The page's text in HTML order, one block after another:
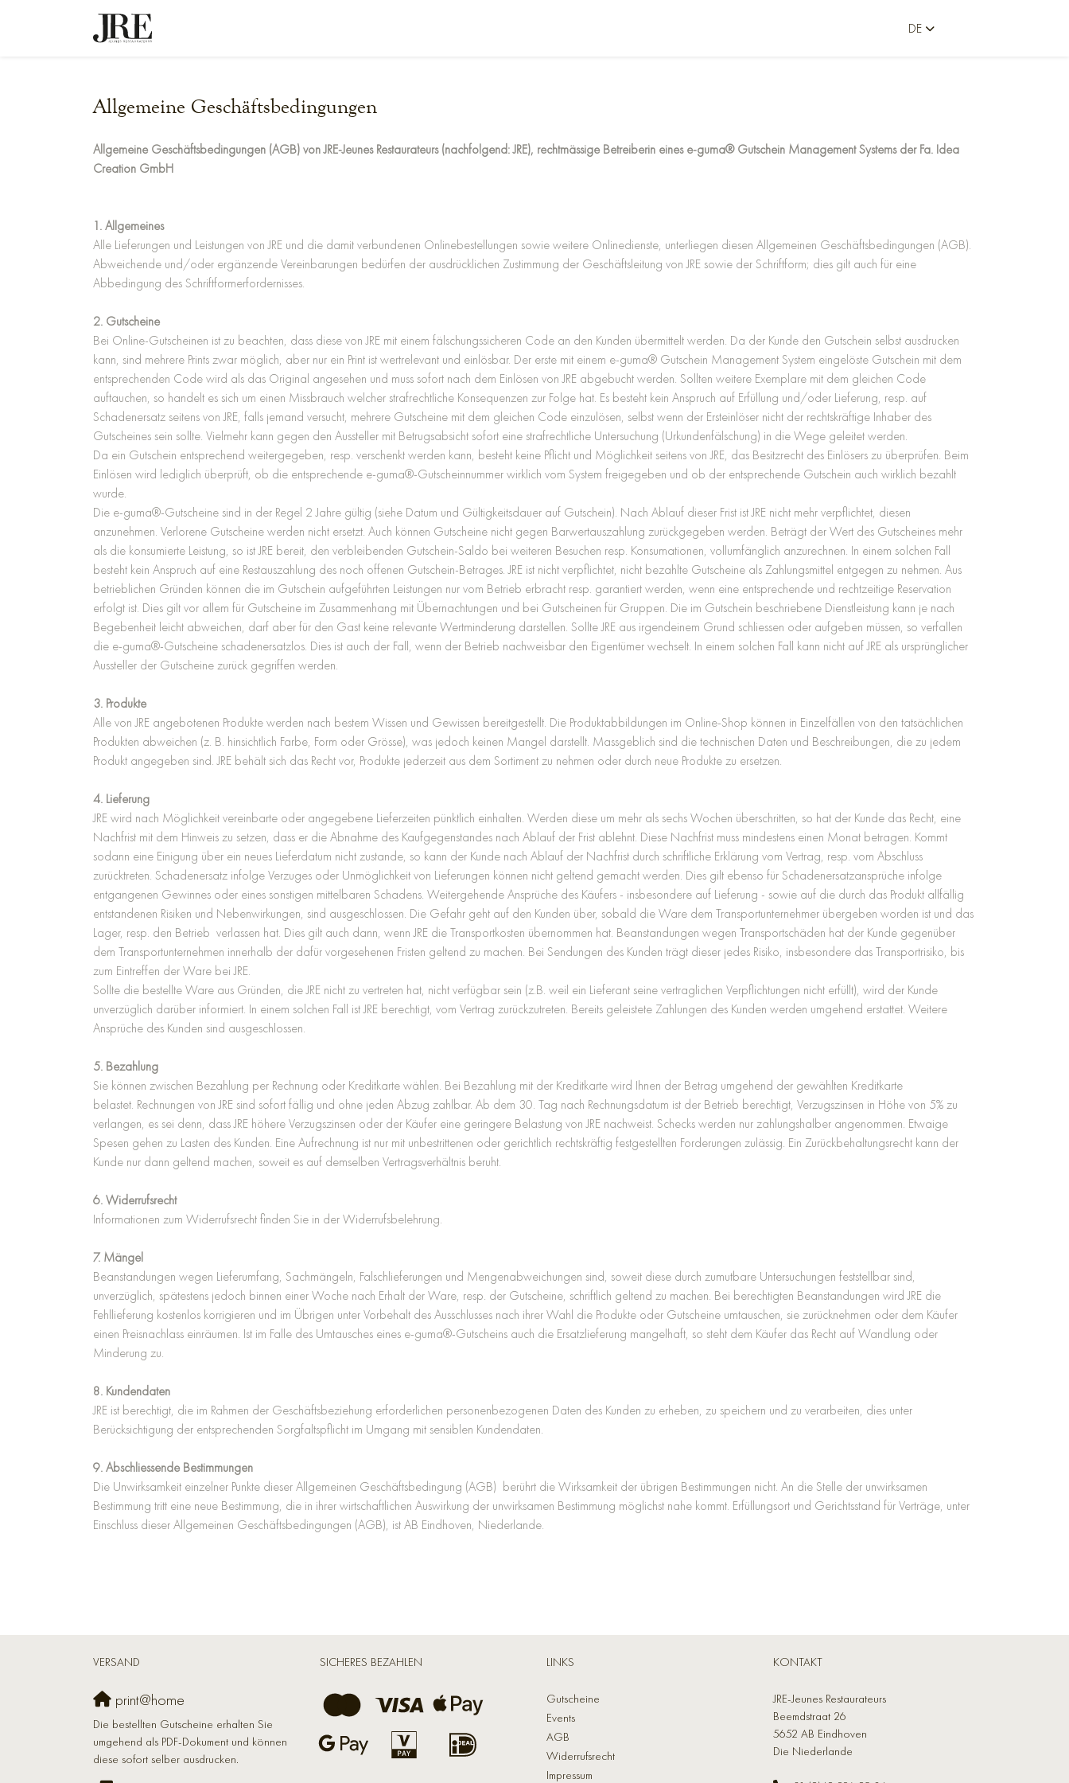
DE
Allgemeine Geschäftsbedingungen
Allgemeine Geschäftsbedingungen (AGB) von JRE-Jeunes Restaurateurs (nachfolgend: JRE), rechtmässige Betreiberin eines e-guma® Gutschein Management Systems der Fa. Idea
Creation GmbH
1. Allgemeines
Alle Lieferungen und Leistungen von JRE und die damit verbundenen Onlinebestellungen sowie weitere Onlinedienste, unterliegen diesen Allgemeinen Geschäftsbedingungen (AGB).
Abweichende und/oder ergänzende Vereinbarungen bedürfen der ausdrücklichen Zustimmung der Geschäftsleitung von JRE sowie der Schriftform; dies gilt auch für eine
Abbedingung des Schriftformerfordernisses.
2. Gutscheine
Bei Online-Gutscheinen ist zu beachten, dass diese von JRE mit einem fälschungssicheren Code an den Kunden übermittelt werden. Da der Kunde den Gutschein selbst ausdrucken
kann, sind mehrere Prints zwar möglich, aber nur ein Print ist wertrelevant und einlösbar. Der erste mit einem e-guma® Gutschein Management System eingelöste Gutschein mit dem
entsprechenden Code wird als das Original angesehen und muss sofort nach dem Einlösen von JRE abgebucht werden. Sollten weitere Exemplare mit dem gleichen Code
auftauchen, so handelt es sich um einen Missbrauch welcher strafrechtliche Konsequenzen zur Folge hat. Es besteht kein Anspruch auf Erfüllung und/oder Lieferung, resp. auf
Schadenersatz seitens von JRE, falls jemand versucht, mehrere Gutscheine mit dem gleichen Code einzulösen, selbst wenn der Ersteinlöser nicht der rechtskräftige Inhaber des
Gutscheines sein sollte. Vielmehr kann gegen den Aussteller mit Betrugsabsicht sofort eine strafrechtliche Untersuchung (Urkundenfälschung) in die Wege geleitet werden.
Da ein Gutschein entsprechend weitergegeben, resp. verschenkt werden kann, besteht keine Pflicht und Möglichkeit seitens von JRE, das Besitzrecht des Einlösers zu überprüfen. Beim
Einlösen wird lediglich überprüft, ob die entsprechende e-guma®-Gutscheinnummer wirklich vom System freigegeben und ob der entsprechende Gutschein auch wirklich bezahlt
wurde.
Die e-guma®-Gutscheine sind in der Regel 2 Jahre gültig (siehe Datum und Gültigkeitsdauer auf Gutschein). Nach Ablauf dieser Frist ist JRE nicht mehr verpflichtet, diesen
anzunehmen. Verlorene Gutscheine werden nicht ersetzt. Auch können Gutscheine nicht gegen Barwertauszahlung zurückgegeben werden. Beträgt der Wert des Gutscheines mehr
als die konsumierte Leistung, so ist JRE bereit, den verbleibenden Gutschein-Saldo bei weiteren Besuchen resp. Konsumationen, vollumfänglich anzurechnen. In einem solchen Fall
besteht kein Anspruch auf eine Restauszahlung des noch offenen Gutschein-Betrages. JRE ist nicht verpflichtet, nicht bezahlte Gutscheine als Zahlungsmittel entgegen zu nehmen. Aus
betrieblichen Gründen können die im Gutschein aufgeführten Leistungen nur vom Betrieb erbracht resp. garantiert werden, wenn eine entsprechende und rechtzeitige Reservation
erfolgt ist. Dies gilt vor allem für Gutscheine im Zusammenhang mit Übernachtungen und bei Gutscheinen für Gruppen. Die im Gutschein beschriebene Dienstleistung kann je nach
Begebenheit leicht abweichen, darf aber für den Gast keine relevante Wertminderung darstellen. Sollte JRE aus irgendeinem Grund schliessen oder aufgeben müssen, so verfallen
die e-guma®-Gutscheine schadenersatzlos. Dies ist auch der Fall, wenn der Betrieb nachweisbar den Eigentümer wechselt. In einem solchen Fall kann nicht auf JRE als ursprünglicher
Aussteller der Gutscheine zurück gegriffen werden.
3. Produkte
Alle von JRE angebotenen Produkte werden nach bestem Wissen und Gewissen bereitgestellt. Die Produktabbildungen im Online-Shop können in Einzelfällen von den tatsächlichen
Produkten abweichen (z. B. hinsichtlich Farbe, Form oder Grösse), was jedoch keinen Mangel darstellt. Massgeblich sind die technischen Daten und Beschreibungen, die zu jedem
Produkt angegeben sind. JRE behält sich das Recht vor, Produkte jederzeit aus dem Sortiment zu nehmen oder durch neue Produkte zu ersetzen.
4. Lieferung
JRE wird nach Möglichkeit vereinbarte oder angegebene Lieferzeiten pünktlich einhalten. Werden diese um mehr als sechs Wochen überschritten, so hat der Kunde das Recht, eine
Nachfrist mit dem Hinweis zu setzen, dass er die Abnahme des Kaufgegenstandes nach Ablauf der Frist ablehnt. Diese Nachfrist muss mindestens einen Monat betragen. Kommt
sodann eine Einigung über ein neues Lieferdatum nicht zustande, so kann der Kunde nach Ablauf der Nachfrist durch schriftliche Erklärung vom Vertrag, resp. vom Abschluss
zurücktreten. Schadenersatz infolge Verzuges oder Unmöglichkeit von Lieferungen können nicht geltend gemacht werden. Dies gilt ebenso für Schadenersatzansprüche infolge
entgangenen Gewinnes oder eines sonstigen mittelbaren Schadens. Weitergehende Ansprüche des Käufers - insbesondere auf Lieferung - sowie auf die durch das Produkt allfällig
entstandenen Risiken und Nebenwirkungen, sind ausgeschlossen. Die Gefahr geht auf den Kunden über, sobald die Ware dem Transportunternehmer übergeben worden ist und das
Lager, resp. den Betrieb verlassen hat. Dies gilt auch dann, wenn JRE die Transportkosten übernommen hat. Beanstandungen wegen Transportschäden hat der Kunde gegenüber
dem Transportunternehmen innerhalb der dafür vorgesehenen Fristen geltend zu machen. Bei Sendungen des Kunden trägt dieser jedes Risiko, insbesondere das Transportrisiko, bis
zum Eintreffen der Ware bei JRE.
Sollte die bestellte Ware aus Gründen, die JRE nicht zu vertreten hat, nicht verfügbar sein (z.B. weil ein Lieferant seine vertraglichen Verpflichtungen nicht erfüllt), wird der Kunde
unverzüglich darüber informiert. In einem solchen Fall ist JRE berechtigt, vom Vertrag zurückzutreten. Bereits geleistete Zahlungen des Kunden werden umgehend erstattet. Weitere
Ansprüche des Kunden sind ausgeschlossen.
5. Bezahlung
Sie können zwischen Bezahlung per Rechnung oder Kreditkarte wählen. Bei Bezahlung mit der Kreditkarte wird Ihnen der Betrag umgehend der gewählten Kreditkarte
belastet. Rechnungen von JRE sind sofort fällig und ohne jeden Abzug zahlbar. Ab dem 30. Tag nach Rechnungsdatum ist der Betrieb berechtigt, Verzugszinsen in Höhe von 5% zu
verlangen, es sei denn, dass JRE höhere Verzugszinsen oder der Käufer eine geringere Belastung von JRE nachweist. Schecks werden nur zahlungshalber angenommen. Etwaige
Spesen gehen zu Lasten des Kunden. Eine Aufrechnung ist nur mit unbestrittenen oder gerichtlich rechtskräftig festgestellten Forderungen zulässig. Ein Zurückbehaltungsrecht kann der
Kunde nur dann geltend machen, soweit es auf demselben Vertragsverhältnis beruht.
6. Widerrufsrecht
Informationen zum Widerrufsrecht finden Sie in der Widerrufsbelehrung.
7. Mängel
Beanstandungen wegen Lieferumfang, Sachmängeln, Falschlieferungen und Mengenabweichungen sind, soweit diese durch zumutbare Untersuchungen feststellbar sind,
unverzüglich, spätestens jedoch binnen einer Woche nach Erhalt der Ware, resp. der Gutscheine, schriftlich geltend zu machen. Bei berechtigten Beanstandungen wird JRE die
Fehllieferung kostenlos korrigieren und im Übrigen unter Vorbehalt des Ausschlusses nach ihrer Wahl die Produkte oder Gutscheine umtauschen, sie zurücknehmen oder dem Käufer
einen Preisnachlass einräumen. Ist im Falle des Umtausches eines e-guma®-Gutscheins auch die Ersatzlieferung mangelhaft, so steht dem Käufer das Recht auf Wandlung oder
Minderung zu.
8. Kundendaten
JRE ist berechtigt, die im Rahmen der Geschäftsbeziehung erforderlichen personenbezogenen Daten des Kunden zu erheben, zu speichern und zu verarbeiten, dies unter
Berücksichtigung der entsprechenden Sorgfaltspflicht im Umgang mit sensiblen Kundendaten.
9. Abschliessende Bestimmungen
Die Unwirksamkeit einzelner Punkte dieser Allgemeinen Geschäftsbedingung (AGB) berührt die Wirksamkeit der übrigen Bestimmungen nicht. An die Stelle der unwirksamen
Bestimmung tritt eine neue Bestimmung, die in ihrer wirtschaftlichen Auswirkung der unwirksamen Bestimmung möglichst nahe kommt. Erfüllungsort und Gerichtsstand für Verträge, unter
Einschluss dieser Allgemeinen Geschäftsbedingungen (AGB), ist AB Eindhoven, Niederlande.
VERSAND
print@home
Die bestellten Gutscheine erhalten Sie
umgehend als PDF-Dokument und können
diese sofort selber ausdrucken.
SICHERES BEZAHLEN LINKS
Gutscheine
Events
AGB
Widerrufsrecht
Impressum
KONTAKT
JRE-Jeunes Restaurateurs
Beemdstraat 26
5652 AB Eindhoven
Die Niederlande